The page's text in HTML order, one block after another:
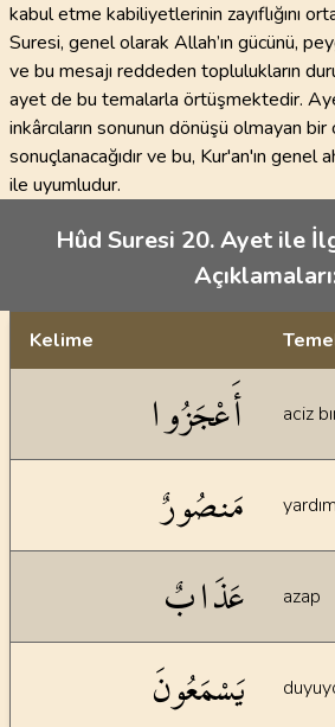
kabul etme kabiliyetlerinin zayıflığını
Suresi, genel olarak Allah’ın gücünü,
ve bu mesajı reddeden toplulukların
ayet de bu temalarla örtüşmektedir.
inkârcıların sonunun dönüşü olmayan bir
sonuçlanacağıdır ve bu, Kur'an'ın genel
ile uyumludur.
Hûd Suresi 20. Ayet ile
Kelime
أَعْجَزُوا aciz
مَنصُورٌ
عَذَابٌ azap
يَسْمَعُونَ